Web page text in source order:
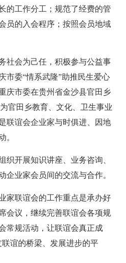
的工作分工；规范了经费的管
员的入会程序；按照会员地域
社会为己任，积极参与公益事
市委“情系武隆”助推民生爱心
庆市委在贵州省金沙县官田乡
官田乡教育、文化、卫生事业
联谊会企业家与时俱进、因地
。
织开展知识讲座、业务咨询、
企业家会员间的交流与合作。
家联谊会的工作重点是承办好
会议，继续完善联谊会各项规
常规活动，让联谊会真正成
谊的桥梁、发展进步的平